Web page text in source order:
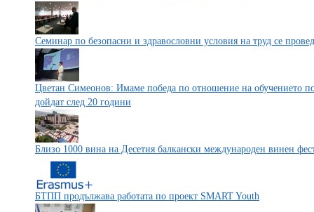
Семинар по безопасни и здравословни условия на труд се
Цветан Симеонов: Имаме победа по отношение на обучението
дойдат след 20 години
Близо 1000 вина на Десетия балкански международен винен
БТПП продължава работата по проект SMART Youth